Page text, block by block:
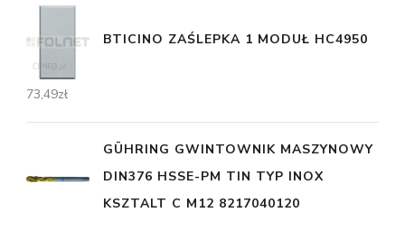
BTICINO ZAŚLEPKA 1 MODUŁ HC4950
73,49zł
GÜHRING GWINTOWNIK MASZYNOWY
DIN376 HSSE-PM TIN TYP INOX
KSZTALT C M12 8217040120